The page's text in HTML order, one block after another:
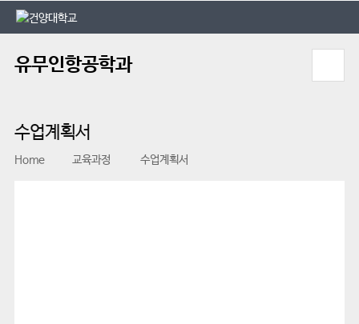
본문 바로가기
대메뉴 바로가기
유무인항공학과
수업계획서
Home 교육과정 수업계획서